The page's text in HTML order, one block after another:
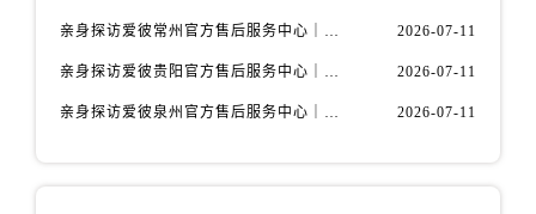
亲身探访爱彼常州官方售后服务中心｜热线与地址（2026年7月最新） 2026-07-11
亲身探访爱彼贵阳官方售后服务中心｜网点地址及热线（2026年7月最新） 2026-07-11
亲身探访爱彼泉州官方售后服务中心｜服务热线及具体地址（2026年7月最新） 2026-07-11